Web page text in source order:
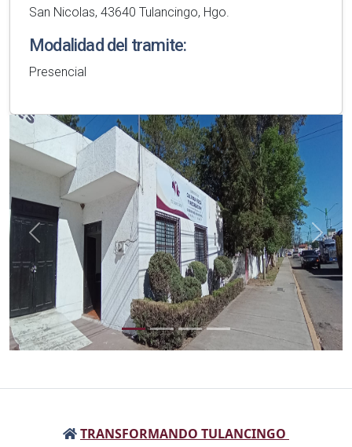
San Nicolas, 43640 Tulancingo, Hgo.
Modalidad del tramite:
Presencial
Anterior
TRANSFORMANDO TULANCINGO